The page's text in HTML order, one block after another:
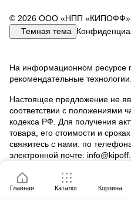
Главная Каталог Корзина
© 2026 ООО «НПП «КИПОФФ»
Темная тема
На информационном ресурсе
рекомендательные технологии
Настоящее предложение не
соответствии с положениями
кодекса РФ. Для получения
товара, его стоимости и
свяжитесь с нами: по
электронной почте: